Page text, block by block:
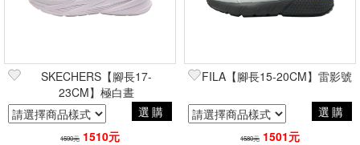
SKECHERS【腳長17-
23CM】極白晝
選購
1590元 1510元
FILA【腳長15-20CM】雷影號
選購
1580元 1501元